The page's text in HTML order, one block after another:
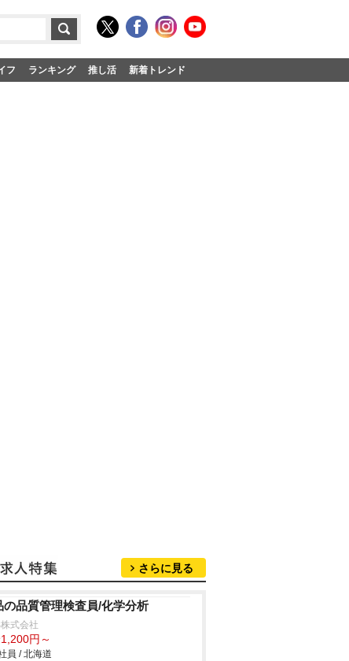
フ ランキング 推し活 新着トレンド
さらに見る
の品質管理検査員/化学分析
式会社
円～
員 / 北海道